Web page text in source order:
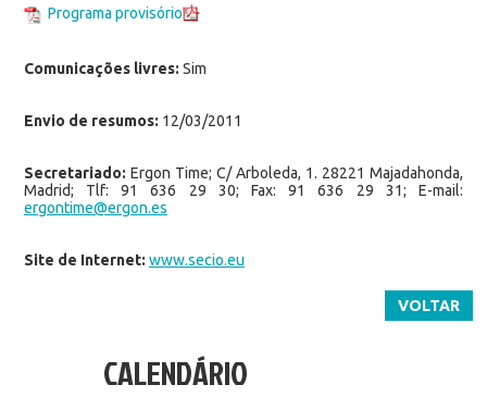
Programa provisório
Comunicações livres: Sim
Envio de resumos: 12/03/2011
Secretariado: Ergon Time; C/ Arboleda, 1. 28221 Majadahonda,
Madrid; Tlf: 91 636 29 30; Fax: 91 636 29 31; E-mail:
ergontime@ergon.es
Site de Internet: www.secio.eu
VOLTAR
CALENDÁRIO